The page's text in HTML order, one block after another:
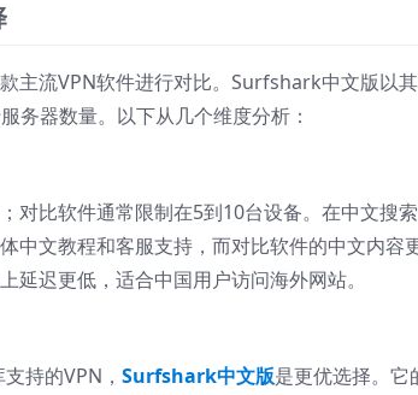
主流VPN软件进行对比。Surfshark中文版以
务器数量。以下从几个维度分析：
对比软件通常限制在5到10台设备。在中文搜
中文教程和客服支持，而对比软件的中文内容
迟更低，适合中国用户访问海外网站。
持的VPN， Surfshark中文版是更优选择。它